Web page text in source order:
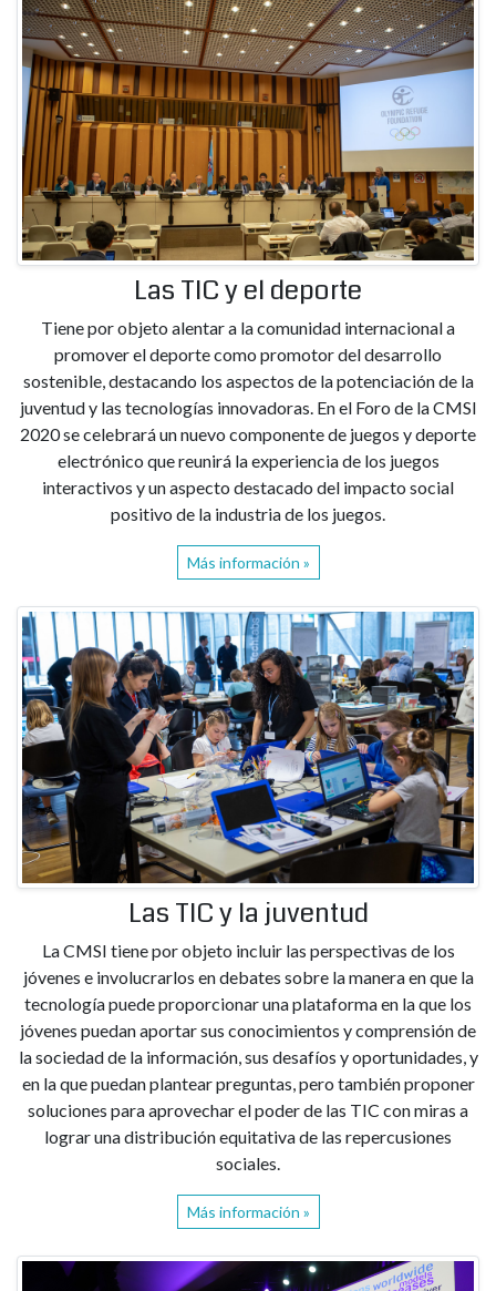
Las TIC y el deporte
Tiene por objeto alentar a la comunidad internacional a
promover el deporte como promotor del desarrollo
sostenible, destacando los aspectos de la potenciación de la
juventud y las tecnologías innovadoras. En el Foro de la CMSI
2020 se celebrará un nuevo componente de juegos y deporte
electrónico que reunirá la experiencia de los juegos
interactivos y un aspecto destacado del impacto social
positivo de la industria de los juegos.
Más información »
Las TIC y la juventud
La CMSI tiene por objeto incluir las perspectivas de los
jóvenes e involucrarlos en debates sobre la manera en que la
tecnología puede proporcionar una plataforma en la que los
jóvenes puedan aportar sus conocimientos y comprensión de
la sociedad de la información, sus desafíos y oportunidades, y
en la que puedan plantear preguntas, pero también proponer
soluciones para aprovechar el poder de las TIC con miras a
lograr una distribución equitativa de las repercusiones
sociales.
Más información »